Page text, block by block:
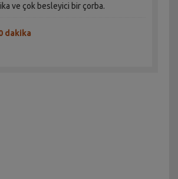
ve çok besleyici bir çorba.
dakika